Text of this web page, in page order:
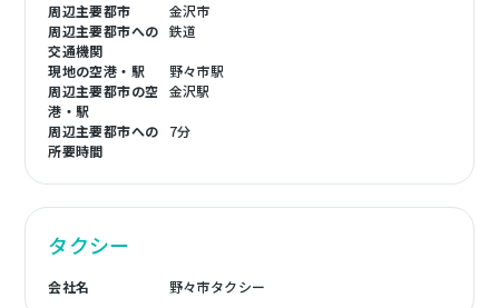
周辺主要都市
金沢市
周辺主要都市への
交通機関
鉄道
現地の空港・駅
野々市駅
周辺主要都市の空
港・駅
金沢駅
周辺主要都市への
所要時間
7分
タクシー
会社名 野々市タクシー